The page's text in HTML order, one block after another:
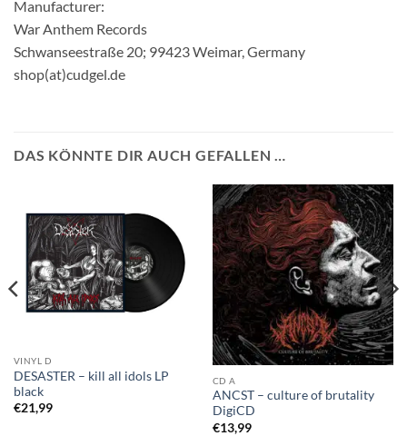
Manufacturer:
War Anthem Records
Schwanseestraße 20; 99423 Weimar, Germany
shop(at)cudgel.de
DAS KÖNNTE DIR AUCH GEFALLEN …
VINYL D
DESASTER – kill all idols LP
black
€21,99
CD A
ANCST – culture of brutality
DigiCD
€13,99